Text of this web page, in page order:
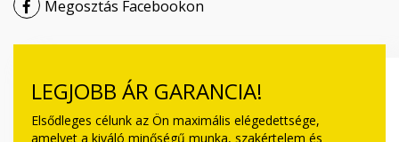
Megosztás Facebookon
LEGJOBB ÁR GARANCIA!
Elsődleges célunk az Ön maximális elégedettsége,
amelyet a kiváló minőségű munka, szakértelem és